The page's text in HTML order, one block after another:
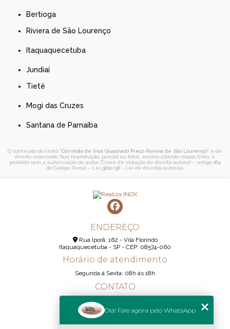
Bertioga
Riviera de São Lourenço
Itaquaquecetuba
Jundiaí
Tietê
Mogi das Cruzes
Santana de Parnaíba
O conteúdo do texto "Corrimão de Inox Quadrado Preço Riviera de São Lourenço" é de
direito reservado. Sua reprodução, parcial ou total, mesmo citando nossos links, é
proibida sem a autorização do autor. Crime de violação de direito autoral – artigo 184
do Código Penal – Lei 9610/98 - Lei de direitos autorais.
ENDEREÇO
Rua Iporã, 162 - Vila Florindo
Itaquaquecetuba - SP - CEP: 08574-060
Horário de atendimento
Segunda á Sexta: 08h ás 18h
CONTATO
(11) 98189-1344
Olá! Fale agora pelo WhatsApp